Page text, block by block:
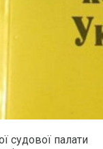
судової палати